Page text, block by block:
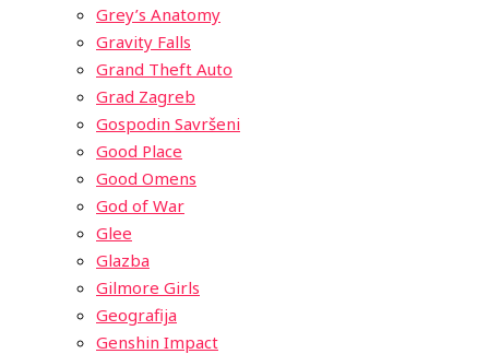
Grey’s Anatomy
Gravity Falls
Grand Theft Auto
Grad Zagreb
Gospodin Savršeni
Good Place
Good Omens
God of War
Glee
Glazba
Gilmore Girls
Geografija
Genshin Impact